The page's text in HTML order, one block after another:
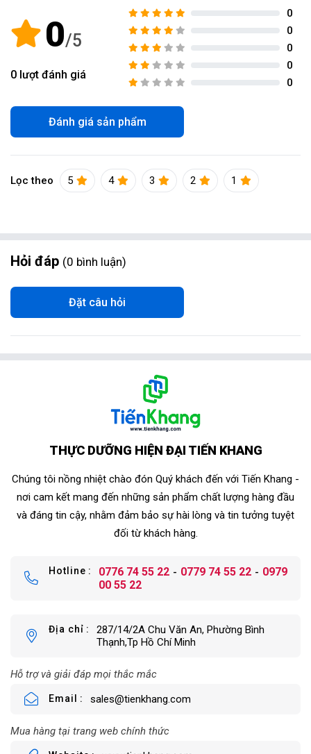
0
0 lượt đánh giá
0
0
0
0
0
Đánh giá sản phẩm
Lọc theo 5 4 3 2 1
Hỏi đáp 0 bình luận
Đặt câu hỏi
THỰC DƯỠNG HIỆN ĐẠI TIẾN KHANG
Chúng tôi nồng nhiệt chào đón Quý khách đến với Tiến Khang -
nơi cam kết mang đến những sản phẩm chất lượng hàng đầu
và đáng tin cậy, nhằm đảm bảo sự hài lòng và tin tưởng tuyệt
đối từ khách hàng.
Hotline 0776 74 55 22 0779 74 55 22
0979
00 55 22
Địa chỉ
287/14/2A Chu Văn An, Phường Bình
Thạnh,Tp Hồ Chí Minh
Hỗ trợ và giải đáp mọi thắc mắc
Email sales@tienkhang.com
Mua hàng tại trang web chính thức